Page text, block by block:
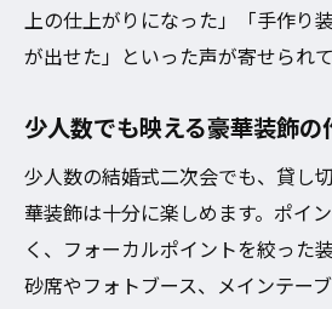
上の仕上がりになった」「手作り
が出せた」といった声が寄せられて
少人数でも映える豪華装飾の
少人数の結婚式二次会でも、貸し
華装飾は十分に楽しめます。ポイ
く、フォーカルポイントを絞った
砂席やフォトブース、メインテー